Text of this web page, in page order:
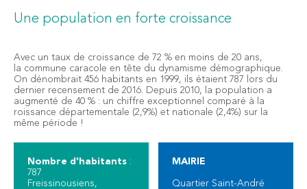
Une population en forte croissance
Avec un taux de croissance de 72 % en moins de 20 ans,
la commune caracole en tête du dynamisme démographique.
On dénombrait 456 habitants en 1999, ils étaient 787 lors du
dernier recensement de 2016. Depuis 2010, la population a
augmenté de 40 % : un chiffre exceptionnel comparé à la
roissance départementale (2,9%) et nationale (2,4%) sur la
même période !
Nombre d'habitants :
787
Freissinousiens,
MAIRIE
Quartier Saint-André